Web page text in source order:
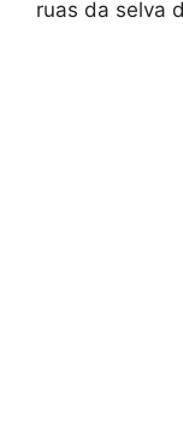
ruas da selva